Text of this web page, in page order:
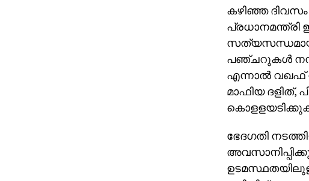
കഴിഞ്ഞ
പഞ്ചറുകള്‍
എന്നാല്‍ വഖഫ്
മാഫിയ ദളിത്,
ഭേദഗതി